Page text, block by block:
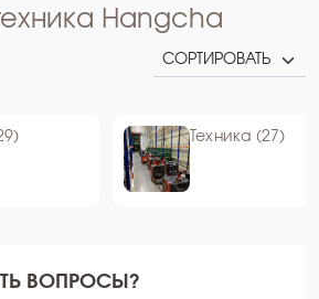
Hangcha
Техника (27)
ВОПРОСЫ?